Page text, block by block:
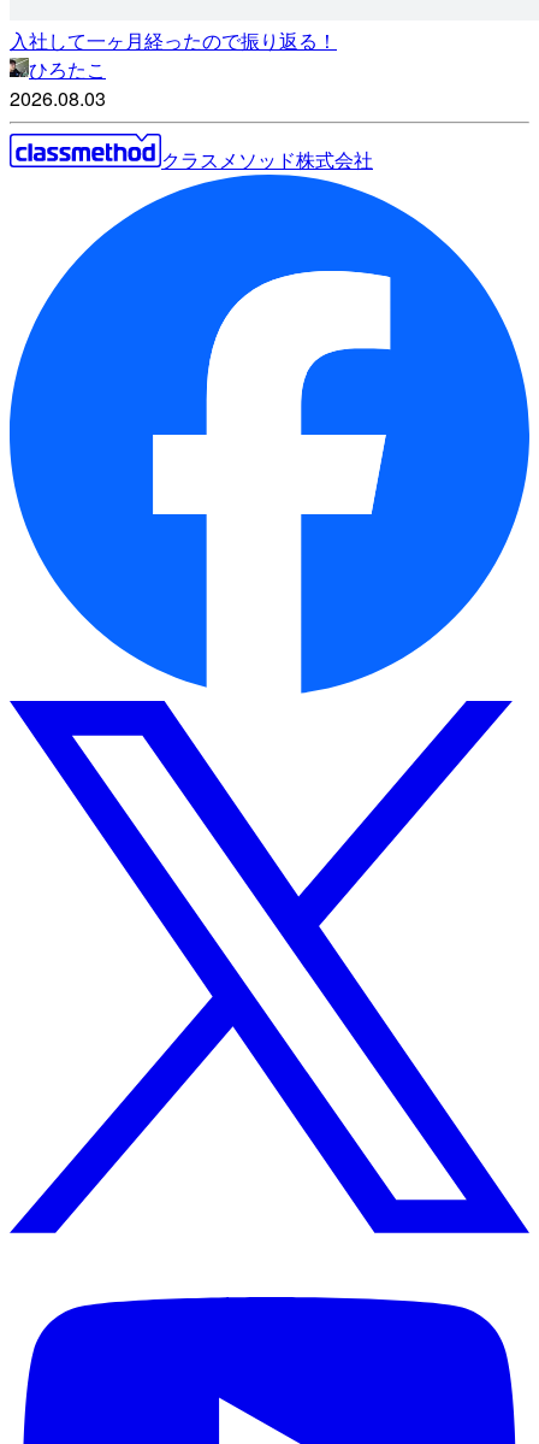
入社して一ヶ月経ったので振り返る！
ひろたこ
2026.08.03
クラスメソッド株式会社